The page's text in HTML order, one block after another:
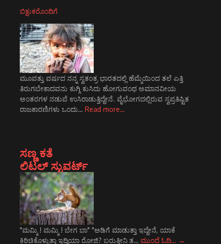
ಬಿಕ್ಷುಕರೊಂದಿಗೆ
ಮೂವತ್ತು ವರ್ಷದ ನನ್ನ ಸ್ವತಂತ್ರ ಭಾರತದಲ್ಲಿ ಹೆಮ್ಮೆಯಿಂದ ತಲೆ ಎತ್ತಿ
ತಿರುಗಬೇಕಾದವನು ಕುಗ್ಗಿ ಕುಸಿದು ಹೋಗುವಂಥ ಅಮಾನವೀಯ
ಅಂತರಗಳ ನಡುವೆ ಉಸಿರಾಡುತ್ತಿದ್ದೇನೆ. ವೈಭೋಗದಲ್ಲಿರುವ ಸ್ವಪ್ರತಿಷ್ಟಿತ
ರಾಜಕಾರಣಿಗಳು ಒಂದು… Read more…
ಸಣ್ಣ ಕತೆ
ಲಿಟಲ್ ಸ್ಟುವರ್ಟ್
"ಮಮ್ಮಿ ! ಮಮ್ಮಿ ! ಬೇಗ ಬಾ" "ಅಡಿಗೆ ಮಾಡುತ್ತಾ ಇದ್ದೇನೆ, ಯಾಕೆ
ಕಿರಿಚಿಕೊಳ್ಳುತ್ತಾ ಇದ್ದಿಯಾ ರೋಜಿ? ಬರುತ್ತೀನಿ ತ… ಮುಂದೆ ಓದಿ… →